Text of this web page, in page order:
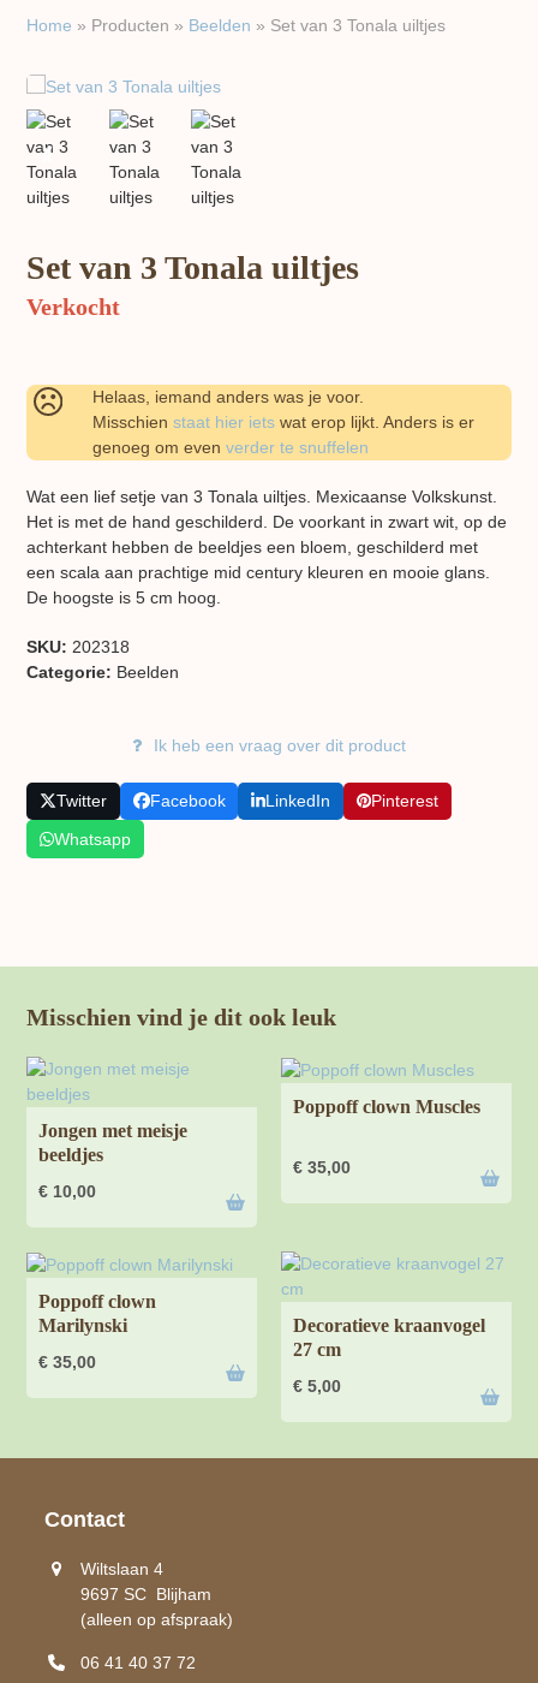
Home » Producten » Beelden » Set van 3 Tonala uiltjes
previous
slide
next
slide
Set van 3 Tonala uiltjes
Verkocht
Helaas, iemand anders was je voor.
Misschienstaat hier iets wat erop lijkt. Anders is er
genoeg om evenverder te snuffelen
Wat een lief setje van 3 Tonala uiltjes. Mexicaanse Volkskunst.
Het is met de hand geschilderd. De voorkant in zwart wit, op de
achterkant hebben de beeldjes een bloem, geschilderd met
een scala aan prachtige mid century kleuren en mooie glans.
De hoogste is 5 cm hoog.
SKU: 202318
Categorie: Beelden
Ik heb een vraag over dit product
Twitter Facebook LinkedIn
Pinterest
Whatsapp
Misschien vind je dit ook leuk
Jongen met meisje
beeldjes
€ 10,00
Poppoff clown Muscles
€ 35,00
Poppoff clown
Marilynski
€ 35,00
Decoratieve kraanvogel
27 cm
€ 5,00
Contact
Wiltslaan 4
9697 SC Blijham
(alleen op afspraak)
06 41 40 37 72